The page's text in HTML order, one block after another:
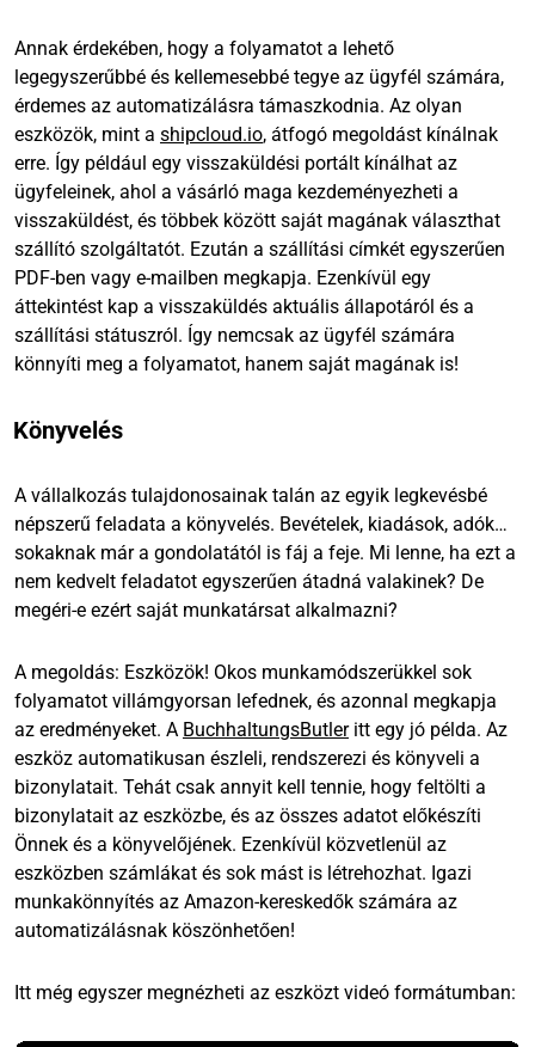
Annak érdekében, hogy a folyamatot a lehető
legegyszerűbbé és kellemesebbé tegye az ügyfél számára,
érdemes az automatizálásra támaszkodnia. Az olyan
eszközök, mint a shipcloud.io, átfogó megoldást kínálnak
erre. Így például egy visszaküldési portált kínálhat az
ügyfeleinek, ahol a vásárló maga kezdeményezheti a
visszaküldést, és többek között saját magának választhat
szállító szolgáltatót. Ezután a szállítási címkét egyszerűen
PDF-ben vagy e-mailben megkapja. Ezenkívül egy
áttekintést kap a visszaküldés aktuális állapotáról és a
szállítási státuszról. Így nemcsak az ügyfél számára
könnyíti meg a folyamatot, hanem saját magának is!
Könyvelés
A vállalkozás tulajdonosainak talán az egyik legkevésbé
népszerű feladata a könyvelés. Bevételek, kiadások, adók…
sokaknak már a gondolatától is fáj a feje. Mi lenne, ha ezt a
nem kedvelt feladatot egyszerűen átadná valakinek? De
megéri-e ezért saját munkatársat alkalmazni?
A megoldás: Eszközök! Okos munkamódszerükkel sok
folyamatot villámgyorsan lefednek, és azonnal megkapja
az eredményeket. A BuchhaltungsButleritt egy jó példa. Az
eszköz automatikusan észleli, rendszerezi és könyveli a
bizonylatait. Tehát csak annyit kell tennie, hogy feltölti a
bizonylatait az eszközbe, és az összes adatot előkészíti
Önnek és a könyvelőjének. Ezenkívül közvetlenül az
eszközben számlákat és sok mást is létrehozhat. Igazi
munkakönnyítés az Amazon-kereskedők számára az
automatizálásnak köszönhetően!
Itt még egyszer megnézheti az eszközt videó formátumban: